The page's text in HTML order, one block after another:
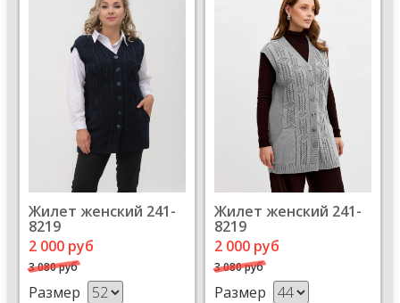
Жилет женский 241-
8219
2 000 руб
3 080 руб
Размер
Жилет женский 241-
8219
2 000 руб
3 080 руб
Размер